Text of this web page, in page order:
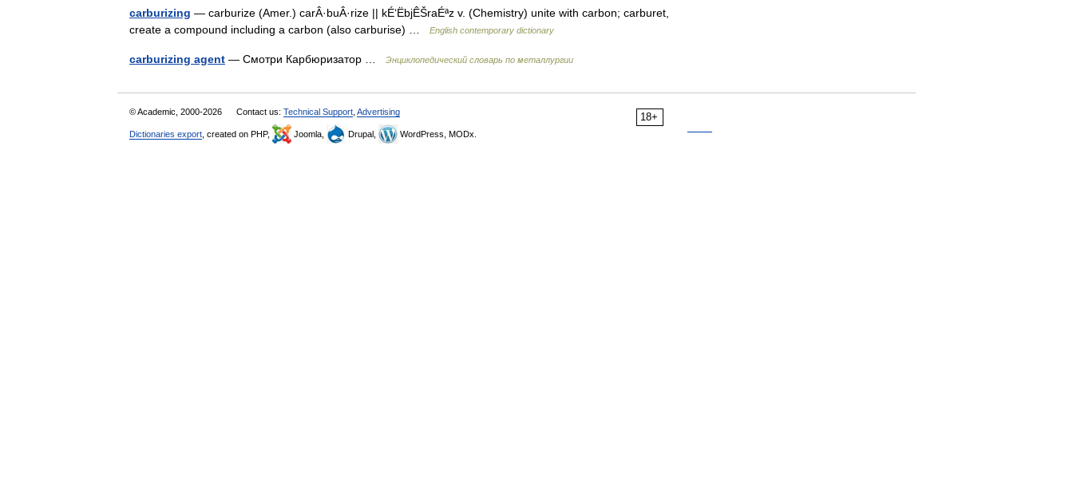
carburizing — carburize (Amer.) carÂ·buÂ·rize || kÉ‘ËbjÊŠraÉªz v. (Chemistry) unite with carbon; carburet,
create a compound including a carbon (also carburise) …
English contemporary dictionary
carburizing agent — Смотри Карбюризатор … Энциклопедический словарь по металлургии
18+
© Academic, 2000-2026 Contact us: Technical Support Advertising
Dictionaries export , created on PHP, Joomla, Drupal, WordPress, MODx.